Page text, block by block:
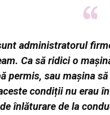
administratorul
Ca să ridici o
permis, sau mașina
condiții nu erau
înlăturare de la